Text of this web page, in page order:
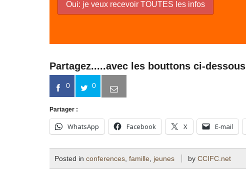
Partagez.....avec les bouttons ci-dessous
0 0
Partager :
WhatsApp Facebook X E-mail
Posted inconferences ,famille jeunes by CCIFC.net